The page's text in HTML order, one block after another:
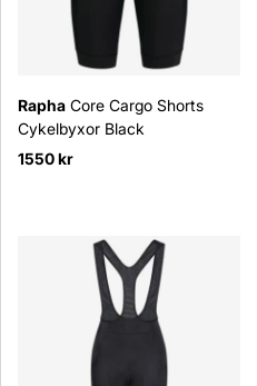
Rapha Core Cargo Shorts
Cykelbyxor Black
1550 kr